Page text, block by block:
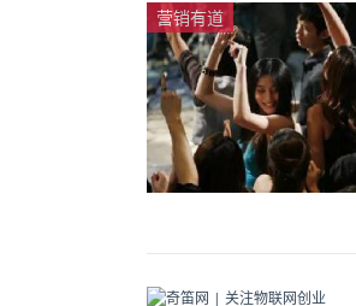
营销有道